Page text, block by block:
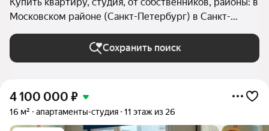
Московском районе (Санкт-Петербург) в Санкт-
Петербурге и ЛО
Сохранить поиск
4 100 000 ₽
16 м² апартаменты-студия 11 этаж из 26